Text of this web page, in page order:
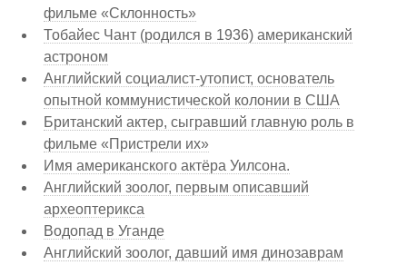
фильме «Склонность»
Тобайес Чант (родился в 1936) американский
астроном
Английский социалист-утопист, основатель
опытной коммунистической колонии в США
Британский актер, сыгравший главную роль в
фильме «Пристрели их»
Имя американского актёра Уилсона.
Английский зоолог, первым описавший
археоптерикса
Водопад в Уганде
Английский зоолог, давший имя динозаврам